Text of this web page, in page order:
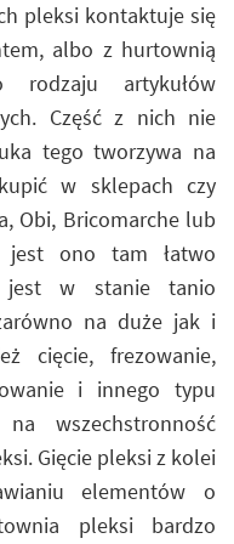
pleksi kontaktuje się
albo z hurtownią
rodzaju artykułów
Część z nich nie
tego tworzywa na
w sklepach czy
Obi, Bricomarche lub
jest ono tam łatwo
jest w stanie tanio
na duże jak i
cięcie, frezowanie,
i innego typu
wszechstronność
Gięcie pleksi z kolei
elementów o
pleksi bardzo